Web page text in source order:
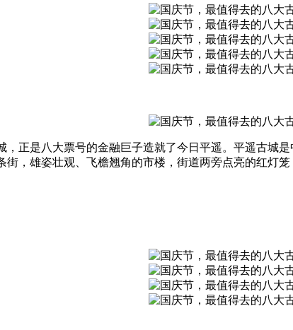
正是八大票号的金融巨子造就了今日平遥。平遥古城
街，雄姿壮观、飞檐翘角的市楼，街道两旁点亮的红灯